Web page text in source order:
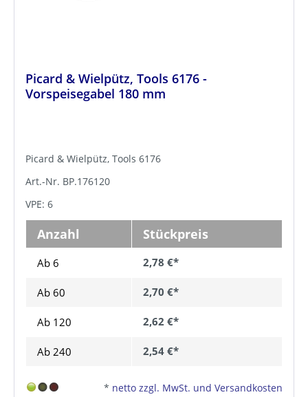
Picard & Wielpütz, Tools 6176 -
Vorspeisegabel 180 mm
Picard & Wielpütz, Tools 6176
Art.-Nr. BP.176120
VPE: 6
Anzahl Stückpreis
Ab 6 2,78 €*
Ab 60 2,70 €*
Ab 120 2,62 €*
Ab 240 2,54 €*
* netto zzgl. MwSt. und Versandkosten